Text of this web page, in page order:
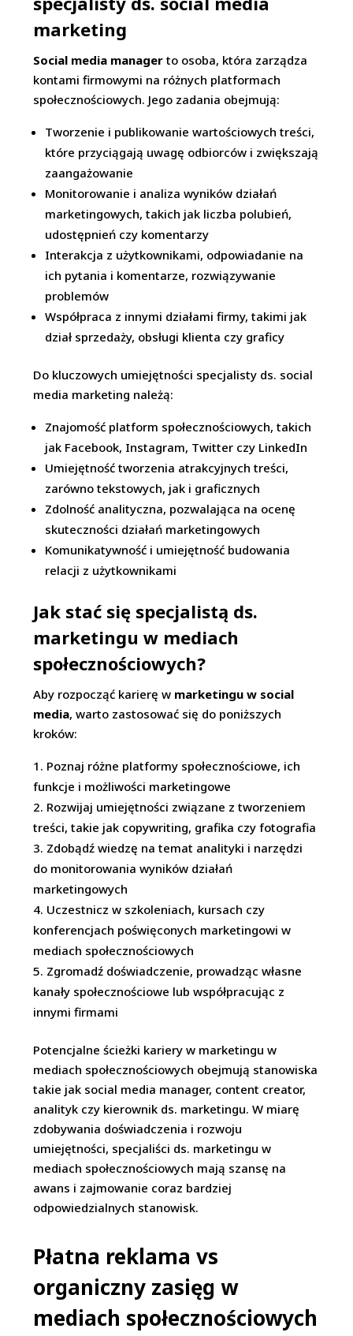
marketing
Social media manager to osoba, która zarządza
kontami firmowymi na różnych platformach
społecznościowych. Jego zadania obejmują:
Tworzenie i publikowanie wartościowych treści,
które przyciągają uwagę odbiorców i zwiększają
zaangażowanie
Monitorowanie i analiza wyników działań
marketingowych, takich jak liczba polubień,
udostępnień czy komentarzy
Interakcja z użytkownikami, odpowiadanie na
ich pytania i komentarze, rozwiązywanie
problemów
Współpraca z innymi działami firmy, takimi jak
dział sprzedaży, obsługi klienta czy graficy
Do kluczowych umiejętności specjalisty ds. social
media marketing należą:
Znajomość platform społecznościowych, takich
jak Facebook, Instagram, Twitter czy LinkedIn
Umiejętność tworzenia atrakcyjnych treści,
zarówno tekstowych, jak i graficznych
Zdolność analityczna, pozwalająca na ocenę
skuteczności działań marketingowych
Komunikatywność i umiejętność budowania
relacji z użytkownikami
Jak stać się specjalistą ds.
marketingu w mediach
społecznościowych?
Aby rozpocząć karierę w marketingu w social
media, warto zastosować się do poniższych
kroków:
Poznaj różne platformy społecznościowe, ich
funkcje i możliwości marketingowe
Rozwijaj umiejętności związane z tworzeniem
treści, takie jak copywriting, grafika czy fotografia
Zdobądź wiedzę na temat analityki i narzędzi
do monitorowania wyników działań
marketingowych
Uczestnicz w szkoleniach, kursach czy
konferencjach poświęconych marketingowi w
mediach społecznościowych
Zgromadź doświadczenie, prowadząc własne
kanały społecznościowe lub współpracując z
innymi firmami
Potencjalne ścieżki kariery w marketingu w
mediach społecznościowych obejmują stanowiska
takie jak social media manager, content creator,
analityk czy kierownik ds. marketingu. W miarę
zdobywania doświadczenia i rozwoju
umiejętności, specjaliści ds. marketingu w
mediach społecznościowych mają szansę na
awans i zajmowanie coraz bardziej
odpowiedzialnych stanowisk.
Płatna reklama vs
organiczny zasięg w
mediach społecznościowych